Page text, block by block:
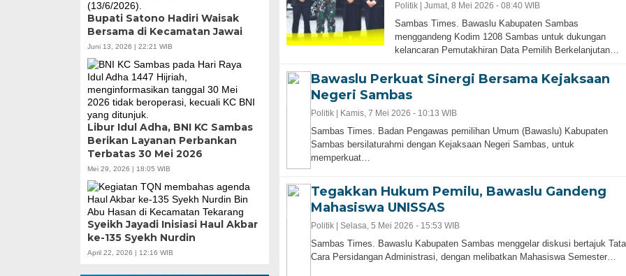
Bupati Satono Hadiri Waisak
Bersama di Kecamatan Jawai
Juni 13, 2026 | 22:21 WIB
Libur Idul Adha, BNI KC Sambas
Berikan Layanan Perbankan
Terbatas 30 Mei 2026
Mei 29, 2026 | 18:05 WIB
Syeikh Jayadi Inisiasi Haul Akbar
ke-135 Syekh Nurdin
April 22, 2026 | 12:16 WIB
Politik | Jumat, 8 Mei 2026 - 08:40 WIB
Sambas Times. Bawaslu Kabupaten Sambas
menggandeng Kodim 1208 Sambas untuk dukungan
kelancaran Pemutakhiran Data Pemilih Berkelanjutan…
Bawaslu Perkuat Sinergi Bersama Kejaksaan
Negeri Sambas
Politik | Kamis, 7 Mei 2026 - 10:13 WIB
Sambas Times. Badan Pengawas pemilihan Umum (Bawaslu) Kabupaten
Sambas bersilaturahmi dengan Kejaksaan Negeri Sambas, untuk
memperkuat…
Tegakkan Hukum Pemilu, Bawaslu Gandeng
Mahasiswa UNISSAS
Politik | Selasa, 5 Mei 2026 - 15:53 WIB
Sambas Times. Bawaslu Kabupaten Sambas menggelar diskusi bertajuk Tata
Cara Persidangan Administrasi, dengan melibatkan Mahasiswa Semester…